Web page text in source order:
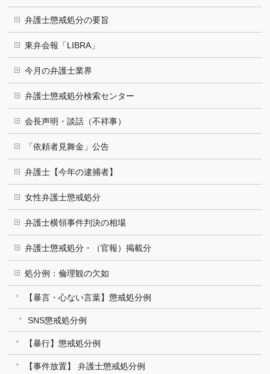
弁護士懲戒処分の要旨
東弁会報「LIBRA」
今月の弁護士業界
弁護士懲戒処分検索センター
会長声明・談話（不祥事）
「依頼者見舞金」公告
弁護士【今年の逮捕者】
女性弁護士懲戒処分
弁護士横領事件判決の相場
弁護士懲戒処分・（官報）掲載分
処分例：倫理観の欠如
【暴言・心ない言葉】懲戒処分例
SNS懲戒処分例
【暴行】懲戒処分例
【事件放置】 弁護士懲戒処分例